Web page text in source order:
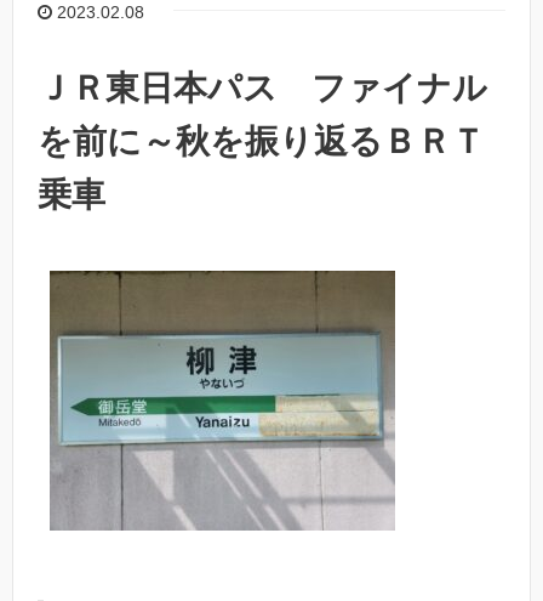
2023.02.08
ＪＲ東日本パス ファイナル
を前に～秋を振り返るＢＲＴ
乗車